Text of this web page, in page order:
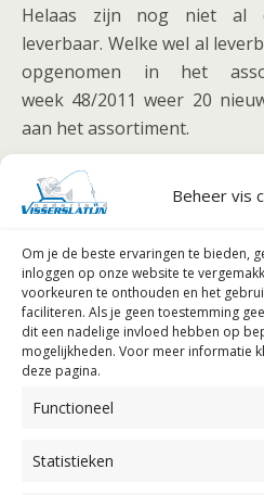
Beheer vis
Om je de beste ervaringen te bieden,
inloggen op onze website te
voorkeuren te onthouden en het
faciliteren. Als je geen toestemming
dit een nadelige invloed hebben op
mogelijkheden. Voor meer informatie
deze pagina.
Functioneel
Statistieken
Helaas zijn nog niet al
leverbaar. Welke wel al
opgenomen in het
week 48/2011 weer 20
aan het assortiment.
Er zullen in de loop van de
meer nieuwe artikelen
z.s.m.opgenomen in het
temeer om de shop
Bron: Prestonfishing.nl
KarperXL, Nieuwe